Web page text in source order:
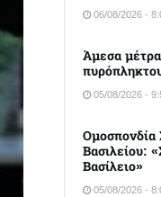
06/08/2026 -
Άμεσα μέτρα
05/08/2026 -
Ομοσπονδία
Βασιλείου:
Βασίλειο»
05/08/2026 -